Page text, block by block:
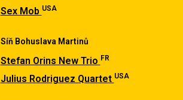
Sex Mob USA
Síň Bohuslava Martinů
Stefan Orins New Trio FR
Julius Rodriguez Quartet USA